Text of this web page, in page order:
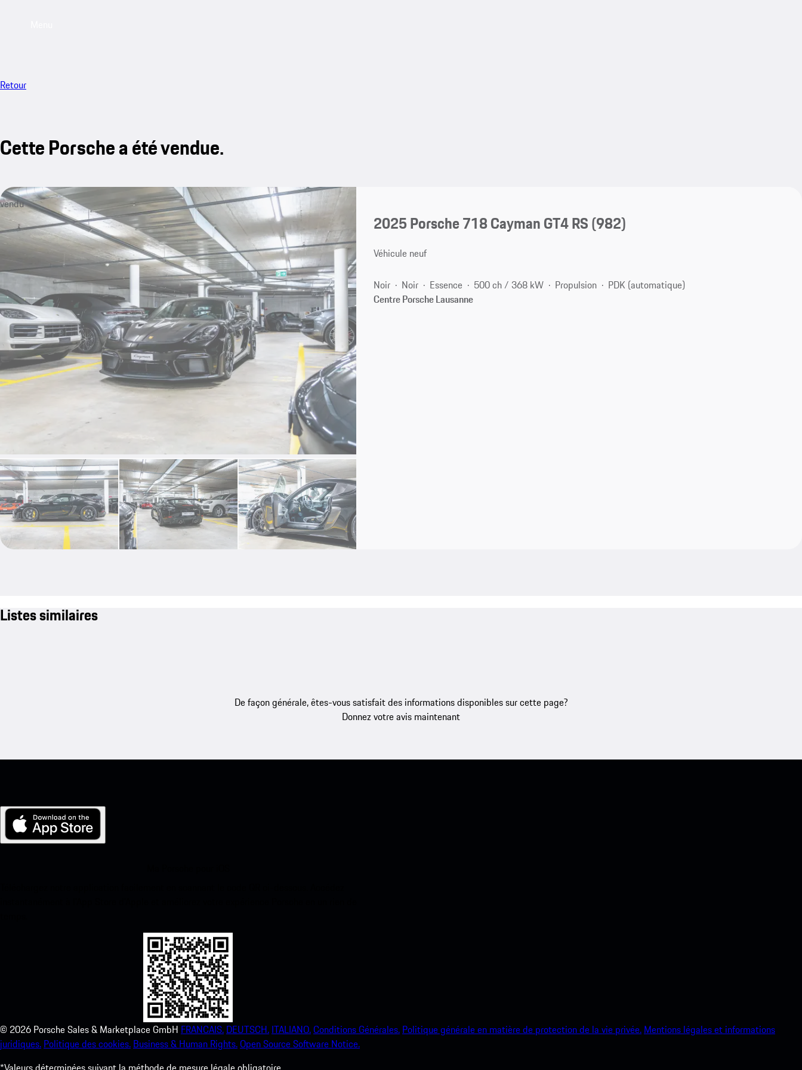
Retour
Cette Porsche a été vendue.
vendu
2025 Porsche 718 Cayman GT4 RS(982)
Véhicule neuf
Noir Noir Essence 500 ch / 368 kW Propulsion
PDK (automatique)
Centre Porsche Lausanne
Listes similaires
De façon générale, êtes-vous satisfait des informations disponibles sur cette page?
Donnez votre avis maintenant
© 2026 Porsche Sales & Marketplace GmbH FRANCAIS. DEUTSCH. ITALIANO.Conditions Générales. Politique générale en matière de protection de la vie privée. Mentions légales et informations
juridiques. Politique des cookies. Business & Human Rights.Open Source Software Notice.